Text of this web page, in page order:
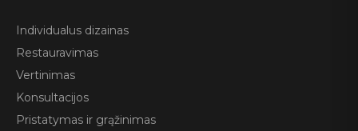
Individualus dizainas
Restauravimas
Vertinimas
Konsultacijos
Pristatymas ir grąžinimas